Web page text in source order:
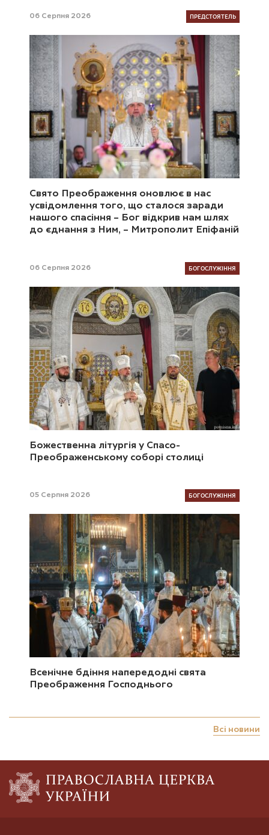
06 Серпня 2026 ПРЕДСТОЯТЕЛЬ
Свято Преображення оновлює в нас
усвідомлення того, що сталося заради
нашого спасіння – Бог відкрив нам шлях
до єднання з Ним, – Митрополит Епіфаній
06 Серпня 2026 БОГОСЛУЖІННЯ
Божественна літургія у Спасо-
Преображенському соборі столиці
05 Серпня 2026 БОГОСЛУЖІННЯ
Всенічне бдіння напередодні свята
Преображення Господнього
Всі новини